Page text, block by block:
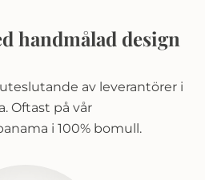
handmålad design
av leverantörer i
Oftast på vår
i 100% bomull.